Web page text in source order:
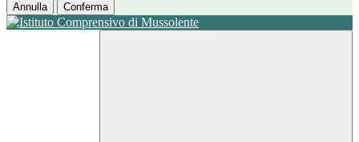
Annulla Conferma